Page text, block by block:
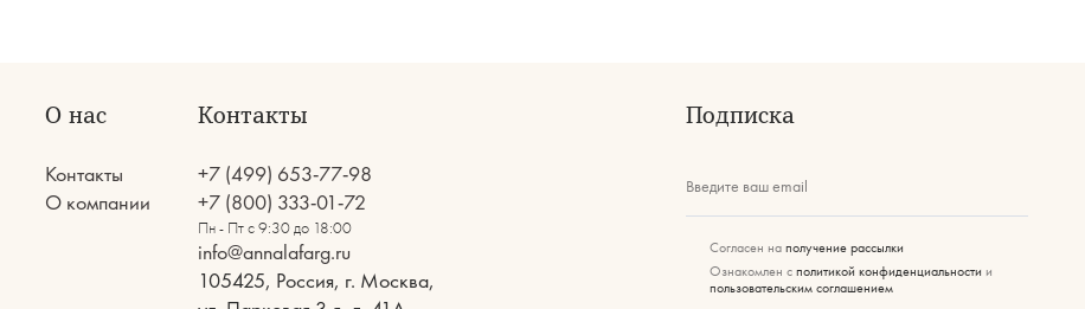
О нас
Контакты
О компании
Контакты
+7 (499) 653-77-98
+7 (800) 333-01-72
Пн - Пт с 9:30 до 18:00
info@annalafarg.ru
105425, Россия, г. Москва,
Подписка
Введите ваш email
Согласен на получение рассылки
Ознакомлен с политикой конфиденциальности и
пользовательским соглашением